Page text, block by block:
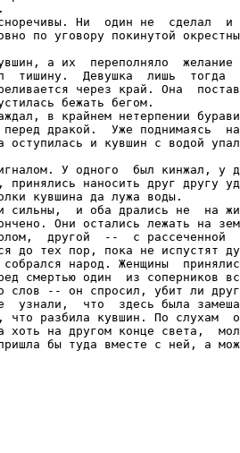
Ни  один не  сделал  и
по уговору покинутой
а их  переполняло  желание
тишину.  Девушка  лишь  тогда
через край. Она
бежать бегом.
в крайнем нетерпении
перед дракой.  Уже поднимаясь
оступилась и кувшин с водой
У одного  был кинжал, у
принялись наносить друг другу
кувшина да лужа воды.
сильны,  и оба дрались не  на
Они остались лежать на
другой  --  с рассеченной
до тех пор, пока не испустят
народ. Женщины
смертью один  из соперников
слов -- он спросил, убит ли
узнали,  что  здесь была
что разбила кувшин. По слухам
хоть на другом конце света,
бы туда вместе с ней, а